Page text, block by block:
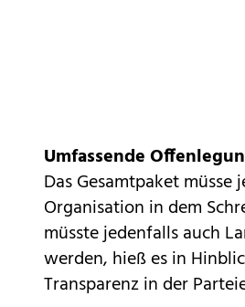
Umfassende
Das Gesamtpaket
Organisation in dem
müsste jedenfalls auch
werden, hieß es in
Transparenz in der